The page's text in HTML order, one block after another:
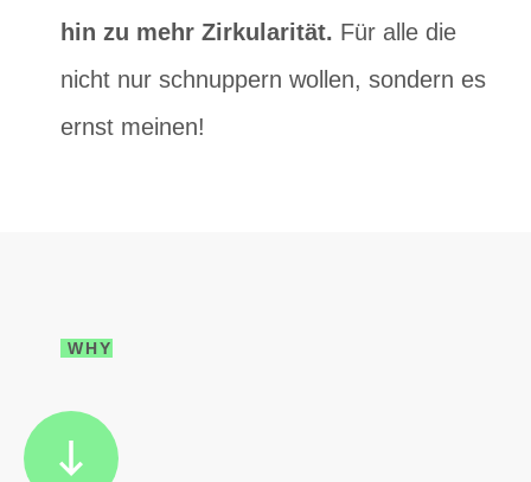
hin zu mehr Zirkularität. Für alle die
nicht nur schnuppern wollen, sondern es
ernst meinen!
WHY